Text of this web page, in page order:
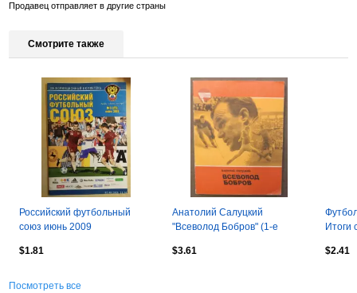
Продавец отправляет в другие страны
Смотрите также
Российский футбольный
союз июнь 2009
$1.81
Анатолий Салуцкий
"Всеволод Бобров" (1-е
$3.61
Итоги
$2.41
Посмотреть все